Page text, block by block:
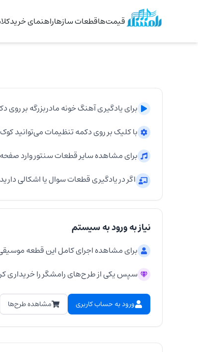
قیمت‌هاقطعات سازهاراهنمای خرید
برای یادگیری آهنگخونه مادربزرگهبر روی
با کلیک بر روی دکمه تنظیمات می‌توانید
برای مشاهده سایر قطعاتسنتوروارد صفحه
اگر در یادگیری قطعات سوال یا اشکالی
نیاز به ورود به سیستم
برای مشاهده اجرای کامل این قطعه
سپس یکی از طرح‌های رامشگر را خریداری
ورود به حساب کاربری مشاهده طرح‌ها